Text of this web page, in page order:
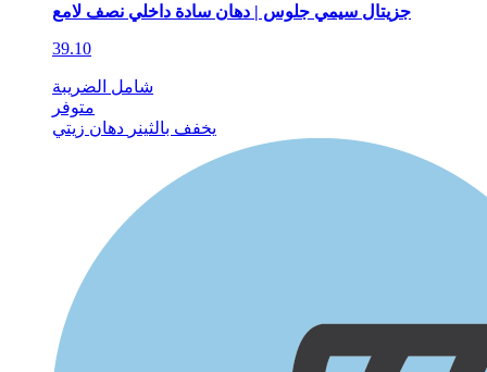
جزيتال سيمي جلوس | دهان سادة داخلي نصف لامع
39.10
شامل الضريبة
متوفر
يخفف بالثينر دهان زيتي